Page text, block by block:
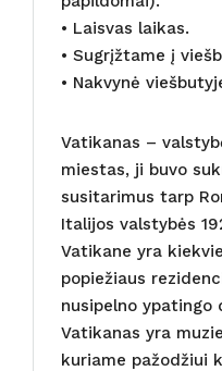
• Laisvas laikas.
• Sugrįžtame į
• Nakvynė
Vatikanas –
miestas, ji buvo
susitarimus tarp
Italijos valstybės
Vatikane yra
popiežiaus
nusipelno ypatingo
Vatikanas yra
kuriame pažodžiui